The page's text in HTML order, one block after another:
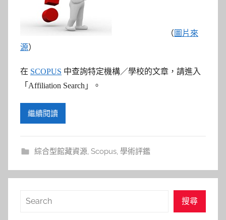
務
部
落
格
（ 圖片來
源）
在 SCOPUS 中查詢特定機構／學校的文章，請進入
「Affiliation Search」。
繼續閱讀
綜合型館藏資源, Scopus, 學術評鑑
搜
搜尋